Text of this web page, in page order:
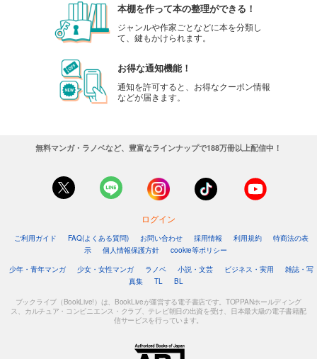
本棚を作って本の整理ができる！
ジャンルや作家ごとなどに本を分類し
て、鍵もかけられます。
お得な通知機能！
通知を許可すると、お得なクーポン情報
などが届きます。
無料マンガ・ラノベなど、豊富なラインナップで188万冊以上配信中！
ログイン
ご利用ガイド FAQ(よくある質問) お問い合わせ 採用情報 利用規約
特商法の表
示
個人情報保護方針
cookie等ポリシー
少年・青年マンガ
少女・女性マンガ ラノベ 小説・文芸 ビジネス・実用
雑誌・写
真集
TL BL
ブックライブ（BookLive!）は、BookLiveが運営する電子書店です。TOPPANホールディング
ス、カルチュア・コンビニエンス・クラブ、テレビ朝日の出資を受け、日本最大級の電子書籍配
信サービスを行っています。